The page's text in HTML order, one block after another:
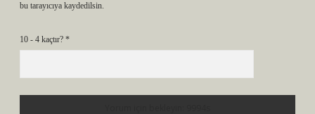
bu tarayıcıya kaydedilsin.
10 - 4 kaçtır? *